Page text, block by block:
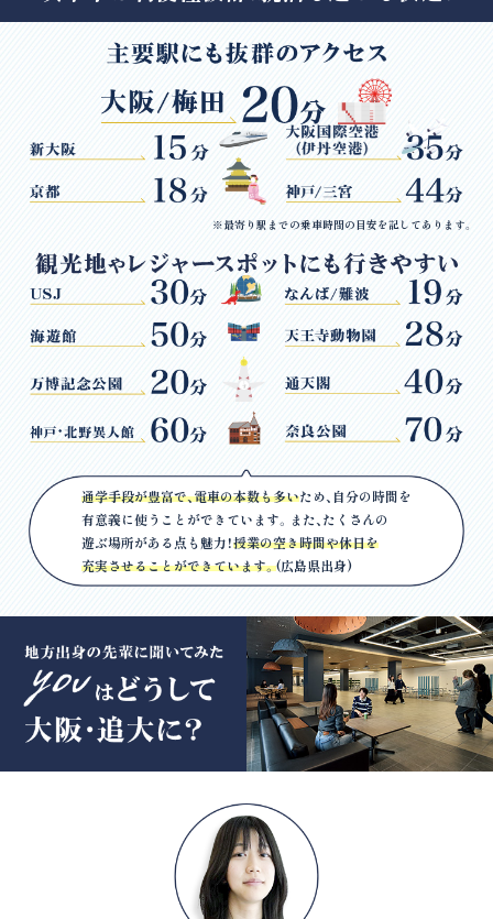
※最寄り駅までの乗車時間の目安を記してあります。
通学手段が豊富で、電車の本数も多いため、自分の時間を
有意義に使うことができています。また、たくさんの
遊ぶ場所がある点も魅力！授業の空き時間や休日を
充実させることができています。(広島県出身)